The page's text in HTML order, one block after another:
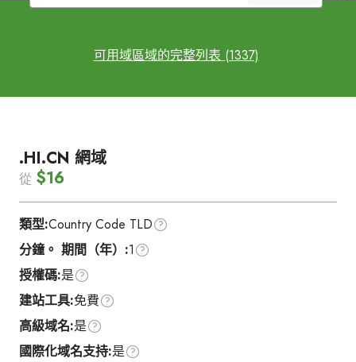
可用域區域的完整列表 (1337)
.HI.CN 網域
從 $16
類型:Country Code TLD
分鐘。 期間（年）:1
授權碼:是
建站工具:免費
高級域名:是
國際化域名支持:是